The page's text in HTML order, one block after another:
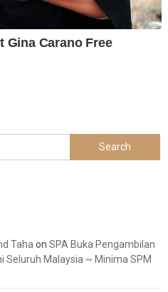
Taha on SPA Buka Pengambilan
Seluruh Malaysia ~ Minima SPM